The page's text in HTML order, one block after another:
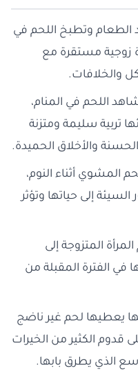
الطعام وتطبخ اللحم في
زوجية مستقرة مع
والخلافات.
اللحم في المنام،
تربية سليمة ومتزنة
والأخلاق الحميدة.
المشوي أثناء النوم،
إلى حياتها وتؤثر
المتزوجة إلى
في الفترة المقبلة من
يعطيها لحم غير ناضج
قدوم الكثير من الخيرات
الذي يطرق بابها.